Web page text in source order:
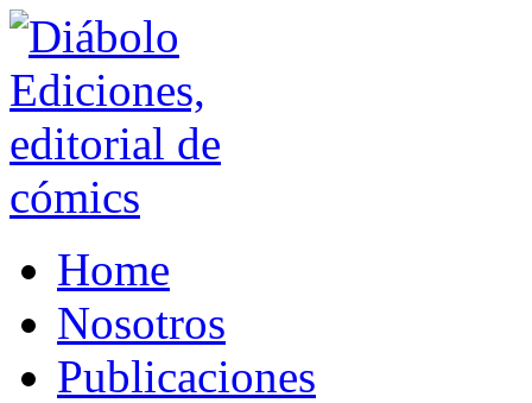
Home
Nosotros
Publicaciones